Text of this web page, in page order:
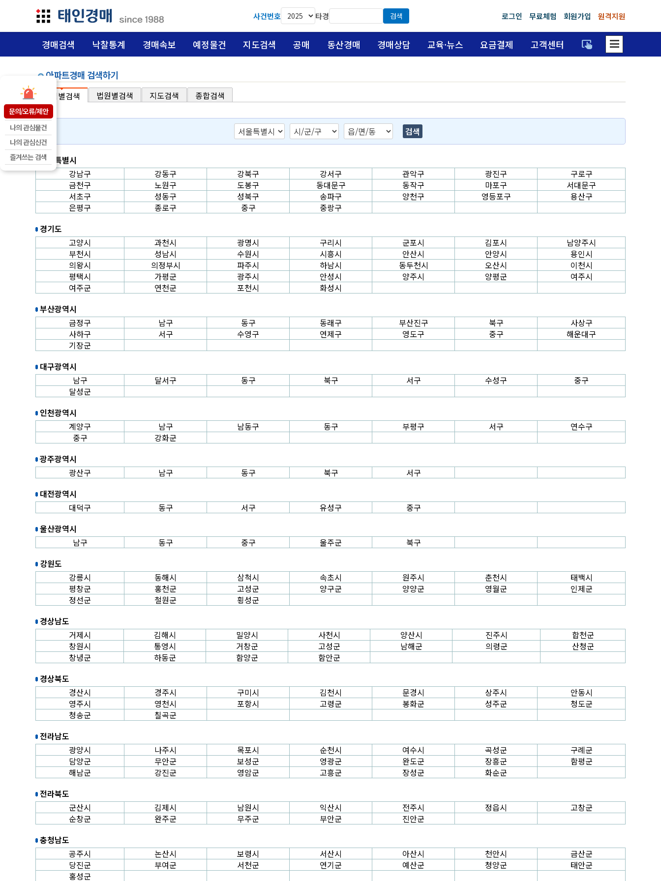
문의/오류/제안
나의 관심물건
나의 관심신건
즐겨쓰는 검색
사건번호 타경 검색 로그인 무료체험 회원가입 원격지원
경매검색 낙찰통계 경매속보 예정물건 지도검색 공매 동산경매 경매상담 교육·뉴스 요금결제 고객센터 trackpad_input dehaze
아파트경매 검색하기
지역별검색 법원별검색 지도검색 종합검색
서울특별시
강남구
강동구 강북구 강서구 관악구 광진구
구로구
금천구
노원구 도봉구 동대문구 동작구 마포구
서대문구
서초구
성동구 성북구 송파구 양천구 영등포구
용산구
은평구
종로구 중구
중랑구
경기도
고양시
과천시 광명시 구리시 군포시 김포시
남양주시
부천시
성남시 수원시 시흥시 안산시 안양시
용인시
의왕시
의정부시 파주시 하남시 동두천시 오산시
이천시
평택시
가평군 광주시 안성시 양주시 양평군
여주시
여주군
연천군 포천시
화성시
부산광역시
금정구
남구 동구 동래구 부산진구 북구
사상구
사하구
서구 수영구 연제구 영도구 중구
해운대구
기장군
대구광역시
남구
달서구 동구 북구 서구 수성구
중구
달성군
인천광역시
계양구
남구 남동구 동구 부평구 서구
연수구
중구
강화군
광주광역시
광산구
남구 동구 북구
서구
대전광역시
대덕구
동구 서구 유성구
중구
울산광역시
남구
동구 중구 울주군
북구
강원도
강릉시
동해시 삼척시 속초시 원주시 춘천시
태백시
평창군
홍천군 고성군 양구군 양양군 영월군
인제군
정선군
철원군
횡성군
경상남도
거제시
김해시 밀양시 사천시 양산시 진주시
합천군
창원시
통영시 거창군 고성군 남해군 의령군
산청군
창녕군
하동군 함양군
함안군
경상북도
경산시
경주시 구미시 김천시 문경시 상주시
안동시
영주시
영천시 포항시 고령군 봉화군 성주군
청도군
청송군
칠곡군
전라남도
광양시
나주시 목포시 순천시 여수시 곡성군
구례군
담양군
무안군 보성군 영광군 완도군 장흥군
함평군
해남군
강진군 영암군 고흥군 장성군
화순군
전라북도
군산시
김제시 남원시 익산시 전주시 정읍시
고창군
순창군
완주군 무주군 부안군
진안군
충청남도
공주시
논산시 보령시 서산시 아산시 천안시
금산군
당진군
부여군 서천군 연기군 예산군 청양군
태안군
홍성군